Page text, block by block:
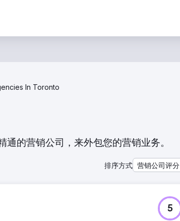
In Toronto
的营销公司，来外包您的营销业务。
排序方式 营销公司评分
5